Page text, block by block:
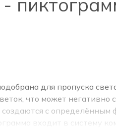
для пропуска
что может негативно
с
входит в систему